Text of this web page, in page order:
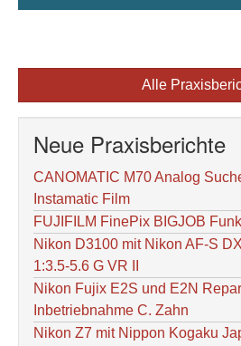
Alle
Neue Praxisberichte
CANOMATIC M70 Analog
Instamatic Film
FUJIFILM FinePix BIGJOB
Nikon D3100 mit Nikon AF-S
1:3.5-5.6 G VR II
Nikon Fujix E2S und E2N
Inbetriebnahme C. Zahn
Nikon Z7 mit Nippon Kogaku